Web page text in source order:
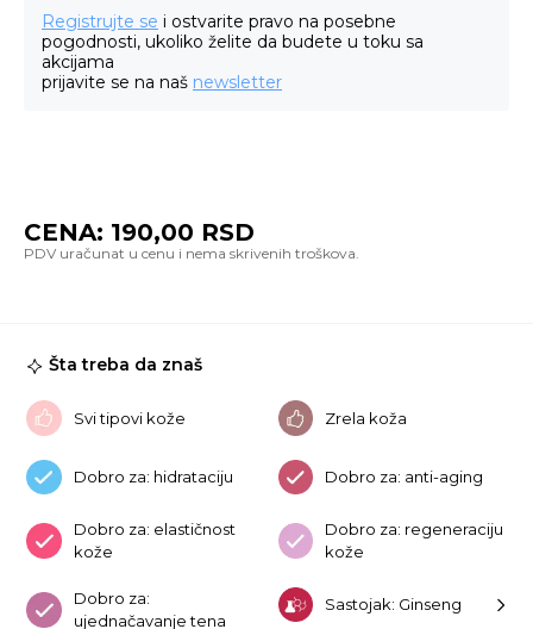
Registrujte se i ostvarite pravo na posebne
pogodnosti, ukoliko želite da budete u toku sa
akcijama
prijavite se na naš newsletter
CENA: 190,00 RSD
Šta treba da znaš
Svi tipovi kože Zrela koža
Dobro za: hidrataciju Dobro za: anti-aging
Dobro za: elastičnost
kože
Dobro za: regeneraciju
kože
Dobro za:
ujednačavanje tena
Sastojak: Ginseng